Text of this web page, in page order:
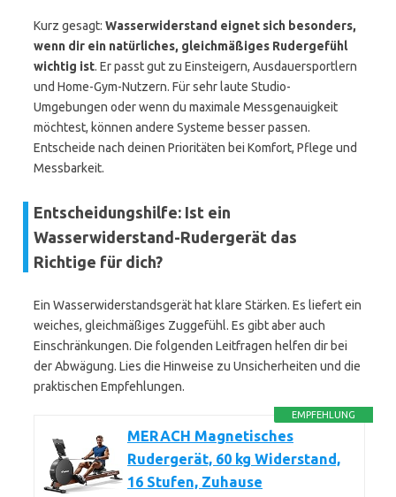
Kurz gesagt: Wasserwiderstand eignet sich besonders,
wenn dir ein natürliches, gleichmäßiges Rudergefühl
wichtig ist. Er passt gut zu Einsteigern, Ausdauersportlern
und Home-Gym-Nutzern. Für sehr laute Studio-
Umgebungen oder wenn du maximale Messgenauigkeit
möchtest, können andere Systeme besser passen.
Entscheide nach deinen Prioritäten bei Komfort, Pflege und
Messbarkeit.
Entscheidungshilfe: Ist ein
Wasserwiderstand-Rudergerät das
Richtige für dich?
Ein Wasserwiderstandsgerät hat klare Stärken. Es liefert ein
weiches, gleichmäßiges Zuggefühl. Es gibt aber auch
Einschränkungen. Die folgenden Leitfragen helfen dir bei
der Abwägung. Lies die Hinweise zu Unsicherheiten und die
praktischen Empfehlungen.
EMPFEHLUNG
MERACH Magnetisches
Rudergerät, 60 kg Widerstand,
16 Stufen, Zuhause